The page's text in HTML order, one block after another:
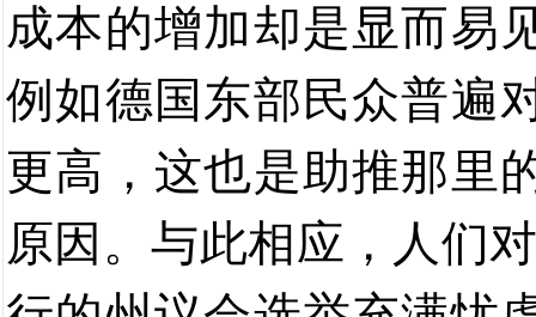
成本的增加却是显而易
例如德国东部民众普遍
更高，这也是助推那里
原因。与此相应，人们